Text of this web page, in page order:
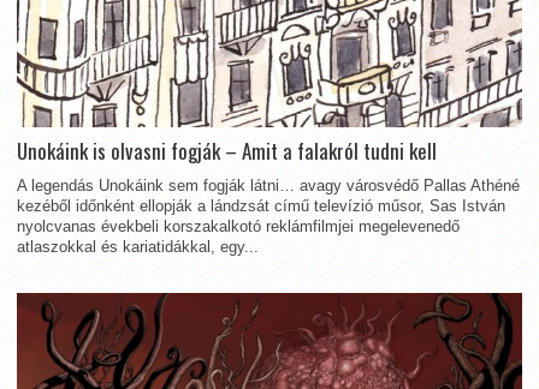
Unokáink is olvasni fogják – Amit a falakról tudni kell
A legendás Unokáink sem fogják látni… avagy városvédő Pallas Athéné
kezéből időnként ellopják a lándzsát című televízió műsor, Sas István
nyolcvanas évekbeli korszakalkotó reklámfilmjei megelevenedő
atlaszokkal és kariatidákkal, egy...